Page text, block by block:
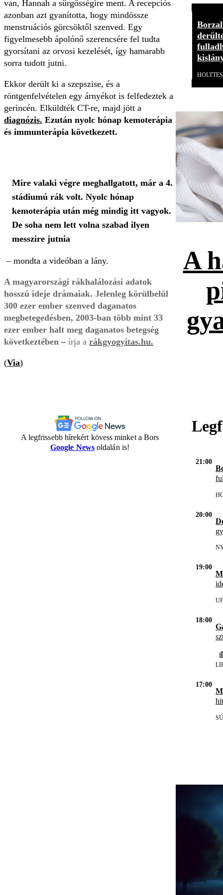
van, Hannah a sürgősségire ment. A recepciós
azonban azt gyanította, hogy mindössze
menstruációs görcsöktől szenved. Egy
figyelmesebb ápolónő szerencsére fel tudta
gyorsítani az orvosi kezelését, így hamarabb
sorra tudott jutni.
Ekkor derült ki a szepszise, és a
röntgenfelvételen egy árnyékot is felfedeztek a
gerincén. Elküldték CT-re, majd jött a
diagnózis. Ezután nyolc hónap kemoterápia
és immunterápia következett.
Mire valaki végre meghallgatott, már a 4.
stádiumú rák volt. Nyolc hónap
kemoterápia után még mindig itt vagyok.
De soha nem lett volna szabad ilyen
messzire jutnia
– mondta a videóban a lány.
A magyarországi rákhalálozási adatok
hosszú ideje drámaiak. Jelenleg körülbelül
300 ezer ember szenved daganatos
megbetegedésben, 2003-ban több mint 33
ezer ember halt meg daganatos betegség
következtében – írja a rákgyogyitas.hu.
(Via)
A legfrissebb hírekért kövess minket a Bors
Google Newsoldalán is!
A
21:00
20:00
19:00
18:00
17:00